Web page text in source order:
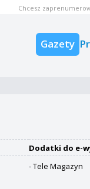
Gazety
Chcesz
Dodatki do e-
- Tele Magazyn